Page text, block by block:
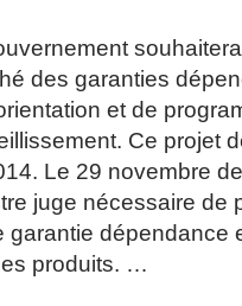
des garanties
et de
Ce projet
Le 29 novembre
juge nécessaire de
garantie dépendance
produits. …